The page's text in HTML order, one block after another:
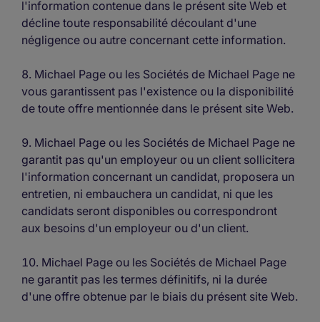
l'information contenue dans le présent site Web et
décline toute responsabilité découlant d'une
négligence ou autre concernant cette information.
Michael Page ou les Sociétés de Michael Page ne
vous garantissent pas l'existence ou la disponibilité
de toute offre mentionnée dans le présent site Web.
Michael Page ou les Sociétés de Michael Page ne
garantit pas qu'un employeur ou un client sollicitera
l'information concernant un candidat, proposera un
entretien, ni embauchera un candidat, ni que les
candidats seront disponibles ou correspondront
aux besoins d'un employeur ou d'un client.
Michael Page ou les Sociétés de Michael Page
ne garantit pas les termes définitifs, ni la durée
d'une offre obtenue par le biais du présent site Web.